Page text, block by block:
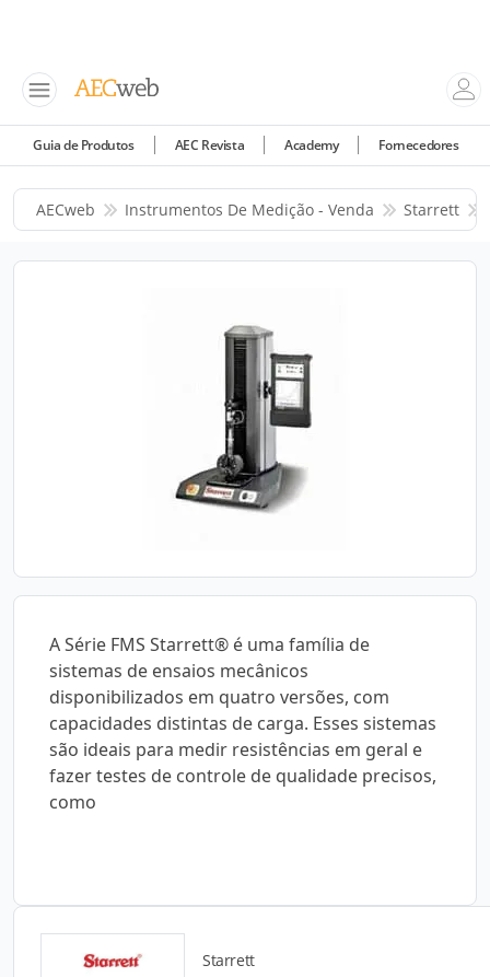
Guia de Produtos AEC Revista Academy Fornecedores
AECweb Instrumentos De Medição - Venda Starrett
A Série FMS Starrett® é uma família de
sistemas de ensaios mecânicos
disponibilizados em quatro versões, com
capacidades distintas de carga. Esses sistemas
são ideais para medir resistências em geral e
fazer testes de controle de qualidade precisos,
como
Starrett